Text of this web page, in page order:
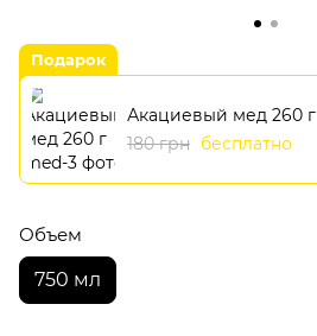
Подарок
Акациевый мед 260 г
180 грн бесплатно
Объем
750 мл